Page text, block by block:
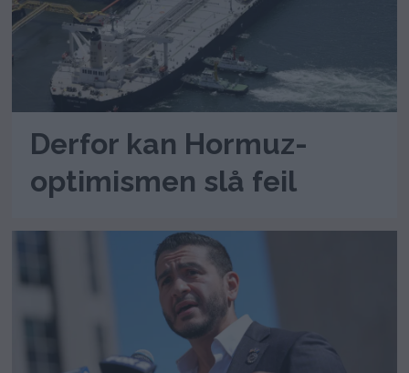
Derfor kan Hormuz-
optimismen slå feil